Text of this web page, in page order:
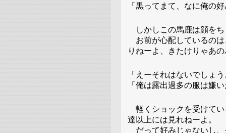
「黒ってまて、なに俺の
しかしこの馬鹿は顔をち
お前が心配しているのは
りねーよ、きたけりゃあ
「えーそれはないでしょ
「俺は露出過多の服は嫌
軽くショックを受けてい
達以上には見れねーよ。
だって好みじゃないし、